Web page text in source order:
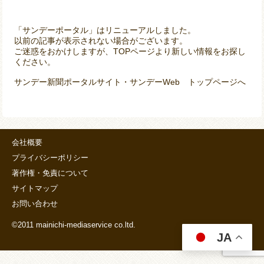
「サンデーポータル」はリニューアルしました。
以前の記事が表示されない場合がございます。
ご迷惑をおかけしますが、TOPページより新しい情報をお探し
ください。
サンデー新聞ポータルサイト・サンデーWeb トップページへ
会社概要
プライバシーポリシー
著作権・免責について
サイトマップ
お問い合わせ
©2011 mainichi-mediaservice co.ltd.
JA